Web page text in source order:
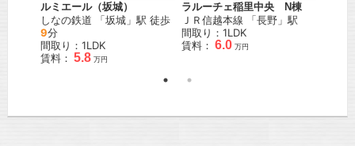
ルミエール（坂城）
しなの鉄道 「坂城 」駅 徒歩
9分
間取り：1LDK
賃料： 5.8 万円
ラルーチェ稲里中央 N棟
ＪＲ信越本線 「長野 」駅
間取り：1LDK
賃料： 6.0 万円